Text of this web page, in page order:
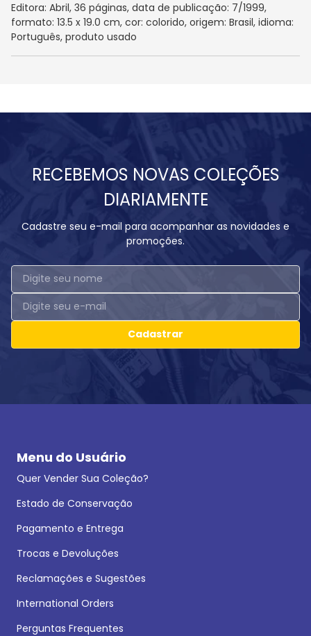
Editora: Abril, 36 páginas, data de publicação: 7/1999,
formato: 13.5 x 19.0 cm, cor: colorido, origem: Brasil, idioma:
Português, produto usado
RECEBEMOS NOVAS COLEÇÕES
DIARIAMENTE
Cadastre seu e-mail para acompanhar as novidades e
promoções.
Cadastrar
Menu do Usuário
Quer Vender Sua Coleção?
Estado de Conservação
Pagamento e Entrega
Trocas e Devoluções
Reclamações e Sugestões
International Orders
Perguntas Frequentes